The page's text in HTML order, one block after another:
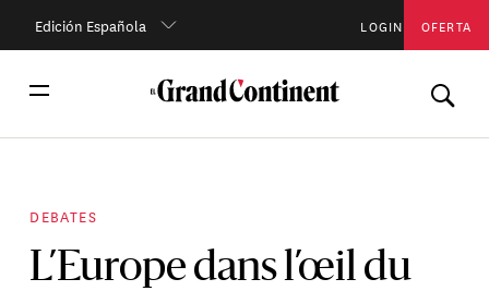
Edición Española LOGIN OFERTA
DEBATES
L’Europe dans l’œil du